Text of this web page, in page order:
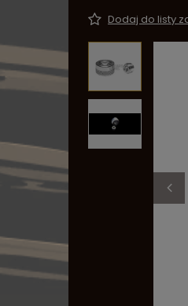
Dodaj do listy